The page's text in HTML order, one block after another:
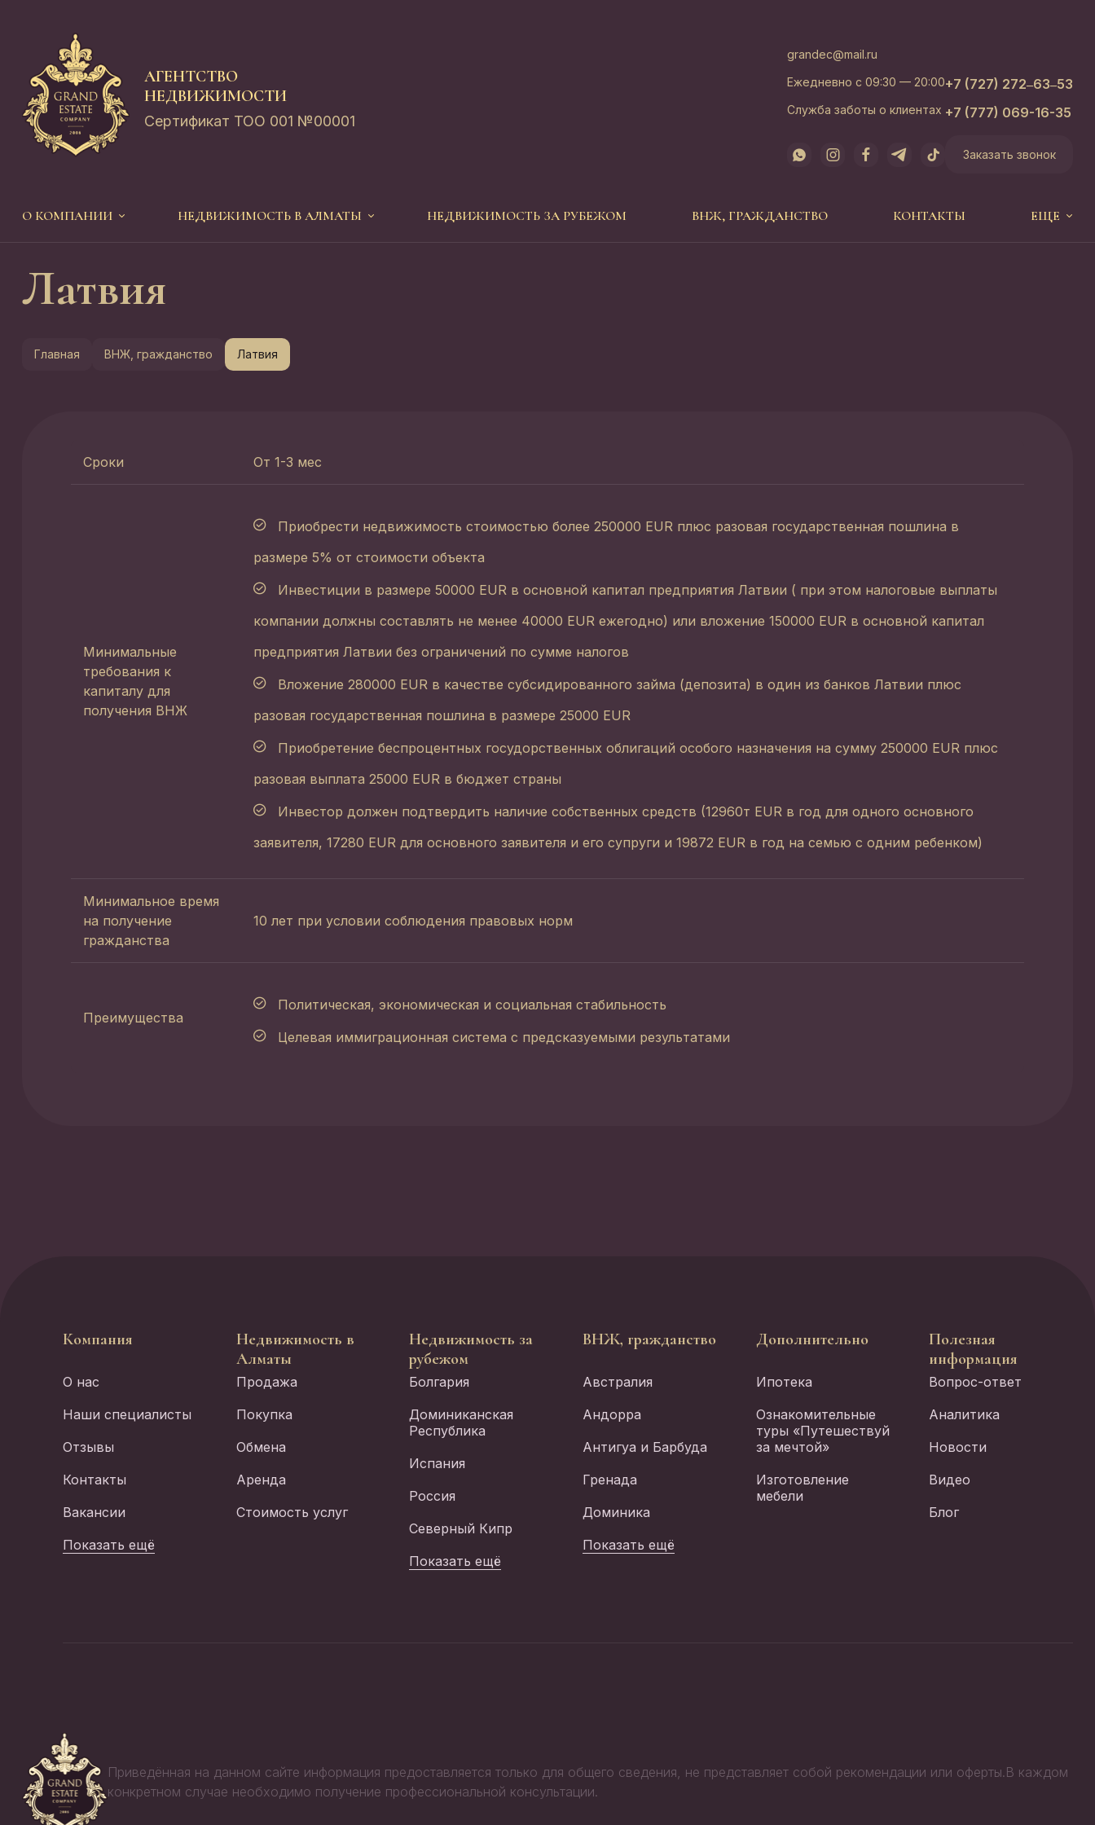
АГЕНТСТВО
НЕДВИЖИМОСТИ
Сертификат ТОО 001 №00001
grandec@mail.ru
Ежедневно с 09:30 — 20:00
Служба заботы о клиентах
+7 (727) 272‒63‒53
+7 (777) 069-16-35
Заказать звонок
О КОМПАНИИ НЕДВИЖИМОСТЬ В АЛМАТЫ НЕДВИЖИМОСТЬ ЗА РУБЕЖОМ ВНЖ, ГРАЖДАНСТВО КОНТАКТЫ ЕЩЕ
Латвия
Главная ВНЖ, гражданство Латвия
Сроки От 1-3 мес
Минимальные
требования к
капиталу для
получения ВНЖ
Приобрести недвижимость стоимостью более 250000 EUR плюс разовая государственная пошлина в
размере 5% от стоимости объекта
Инвестиции в размере 50000 EUR в основной капитал предприятия Латвии ( при этом налоговые выплаты
компании должны составлять не менее 40000 EUR ежегодно) или вложение 150000 EUR в основной капитал
предприятия Латвии без ограничений по сумме налогов
Вложение 280000 EUR в качестве субсидированного займа (депозита) в один из банков Латвии плюс
разовая государственная пошлина в размере 25000 EUR
Приобретение беспроцентных госудорственных облигаций особого назначения на сумму 250000 EUR плюс
разовая выплата 25000 EUR в бюджет страны
Инвестор должен подтвердить наличие собственных средств (12960т EUR в год для одного основного
заявителя, 17280 EUR для основного заявителя и его супруги и 19872 EUR в год на семью с одним ребенком)
Минимальное время
на получение
гражданства
10 лет при условии соблюдения правовых норм
Преимущества
Политическая, экономическая и социальная стабильность
Целевая иммиграционная система с предсказуемыми результатами
Компания
О нас
Наши специалисты
Отзывы
Контакты
Вакансии
Показать ещё
Недвижимость в
Алматы
Продажа
Покупка
Обмена
Аренда
Стоимость услуг
Недвижимость за
рубежом
Болгария
Доминиканская
Республика
Испания
Россия
Северный Кипр
Показать ещё
ВНЖ, гражданство
Австралия
Андорра
Антигуа и Барбуда
Гренада
Доминика
Показать ещё
Дополнительно
Ипотека
Ознакомительные
туры «Путешествуй
за мечтой»
Изготовление
мебели
Полезная
информация
Вопрос-ответ
Аналитика
Новости
Видео
Блог
Приведённая на данном сайте информация предоставляется только для общего сведения, не представляет собой рекомендации или оферты.В каждом
конкретном случае необходимо получение профессиональной консультации.